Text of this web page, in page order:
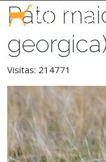
Pato
georgica)
Visitas: 214771